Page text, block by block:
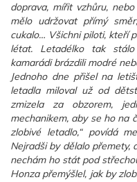
doprava, mířit vzhůru,
mělo udržovat přímý
cukalo… Všichni piloti, kteří
létat. Letadélko tak
kamarádi brázdili modré
Jednoho dne přišel na
letadla miloval už od
zmizela za obzorem,
mechanikem, aby se ho na
zlobivé letadlo,“ povídá
Nejradši by dělalo přemety,
nechám ho stát pod
Honza přemýšlel, jak by